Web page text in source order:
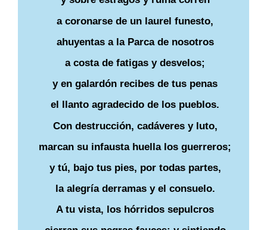
a coronarse de un laurel funesto,
ahuyentas a la Parca de nosotros
a costa de fatigas y desvelos;
y en galardón recibes de tus penas
el llanto agradecido de los pueblos.
Con destrucción, cadáveres y luto,
marcan su infausta huella los guerreros;
y tú, bajo tus pies, por todas partes,
la alegría derramas y el consuelo.
A tu vista, los hórridos sepulcros